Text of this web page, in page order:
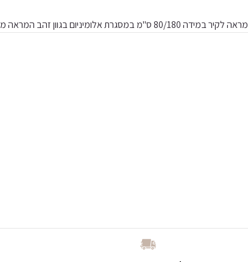
מראה לקיר במידה 80/180 ס"מ במסגרת אלומיניום בגוון זהב המראה